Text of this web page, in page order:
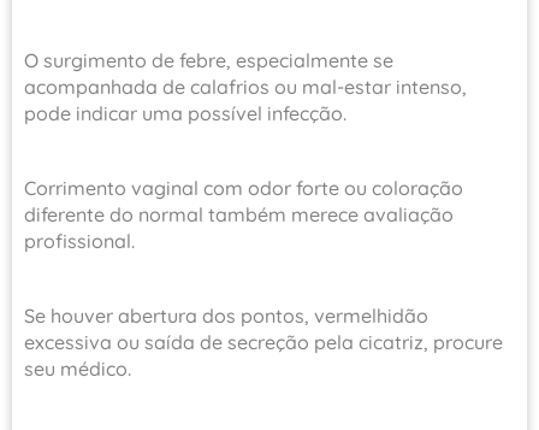
O surgimento de febre, especialmente se
acompanhada de calafrios ou mal-estar intenso,
pode indicar uma possível infecção.
Corrimento vaginal com odor forte ou coloração
diferente do normal também merece avaliação
profissional.
Se houver abertura dos pontos, vermelhidão
excessiva ou saída de secreção pela cicatriz, procure
seu médico.